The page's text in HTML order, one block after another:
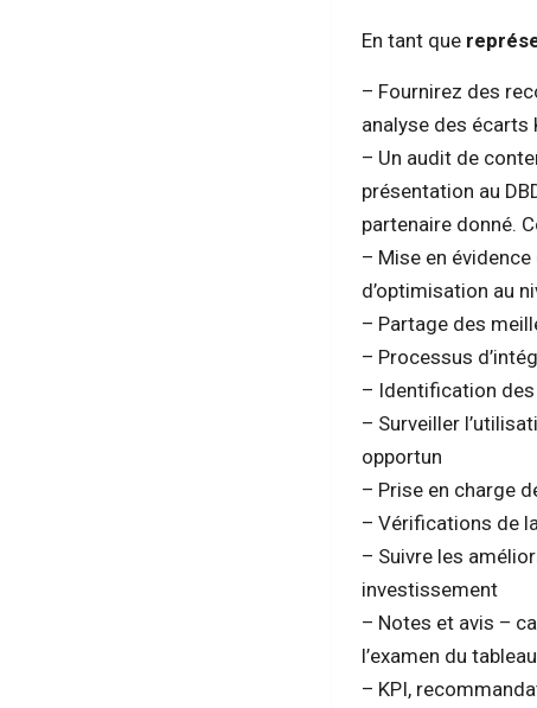
En tant que
– Fournirez des
analyse des
– Un audit de
présentation au
partenaire donné.
– Mise en
d’optimisation au
– Partage des
– Processus
– Identification
– Surveiller
opportun
– Prise en charge
– Vérifications de
– Suivre les
investissement
– Notes et avis –
l’examen du
– KPI,